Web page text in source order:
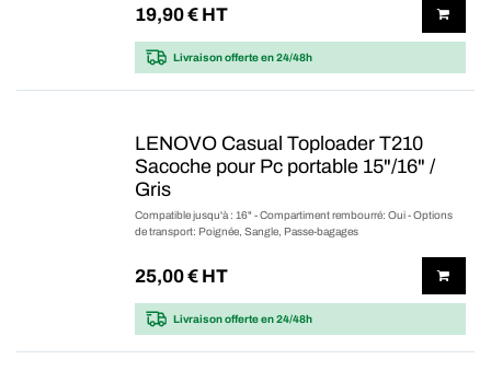
19,90€ HT
Livraison offerteen 24/48h
LENOVO Casual Toploader T210
Sacoche pour Pc portable 15"/16" /
Gris
Compatible jusqu'à : 16" - Compartiment rembourré: Oui - Options
de transport: Poignée, Sangle, Passe-bagages
25,00€ HT
Livraison offerteen 24/48h